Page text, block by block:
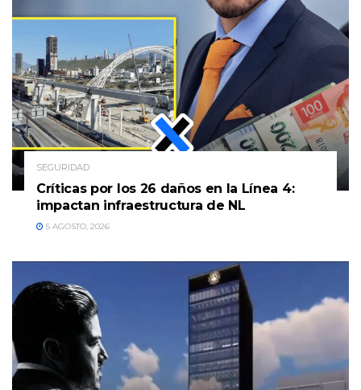
SEGURIDAD
Críticas por los 26 daños en la Línea 4:
impactan infraestructura de NL
5 AGOSTO, 2026